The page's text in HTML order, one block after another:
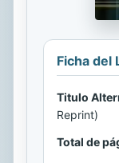
Ficha del
Titulo
Reprint)
Total de